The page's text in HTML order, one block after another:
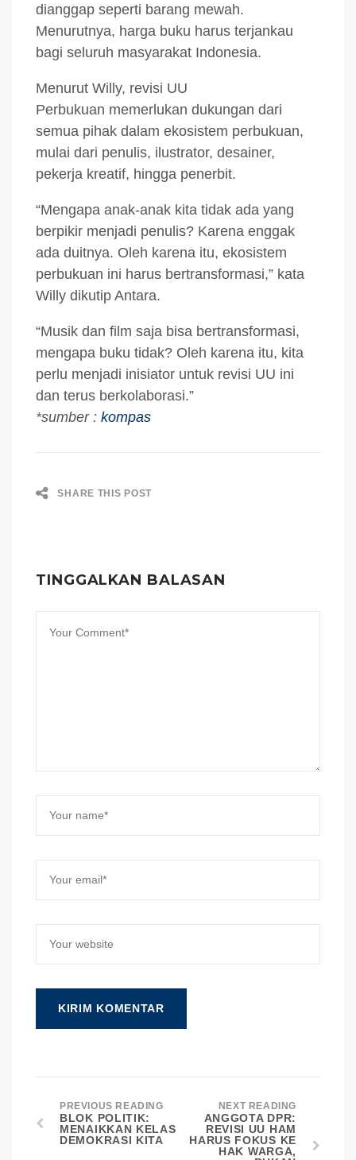
dianggap seperti barang mewah.
Menurutnya, harga buku harus terjankau
bagi seluruh masyarakat Indonesia.
Menurut Willy, revisi UU
Perbukuan memerlukan dukungan dari
semua pihak dalam ekosistem perbukuan,
mulai dari penulis, ilustrator, desainer,
pekerja kreatif, hingga penerbit.
“Mengapa anak-anak kita tidak ada yang
berpikir menjadi penulis? Karena enggak
ada duitnya. Oleh karena itu, ekosistem
perbukuan ini harus bertransformasi,” kata
Willy dikutip Antara.
“Musik dan film saja bisa bertransformasi,
mengapa buku tidak? Oleh karena itu, kita
perlu menjadi inisiator untuk revisi UU ini
dan terus berkolaborasi.”
*sumber : kompas
SHARE THIS POST
TINGGALKAN BALASAN
PREVIOUS READING
BLOK POLITIK:
MENAIKKAN KELAS
DEMOKRASI KITA
NEXT READING
ANGGOTA DPR:
REVISI UU HAM
HARUS FOKUS KE
HAK WARGA,